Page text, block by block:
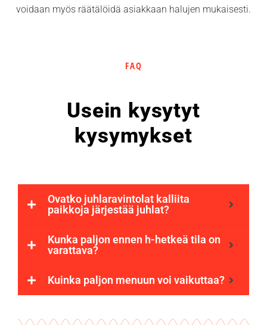
voidaan myös räätälöidä asiakkaan halujen mukaisesti.
FAQ
Usein kysytyt
kysymykset
Ovatko juhlaravintolat kalliita
paikkoja järjestää juhlat?
Kunka paljon ennen h-hetkeä tila on
varattava?
Kuinka paljon menuun voi vaikuttaa?